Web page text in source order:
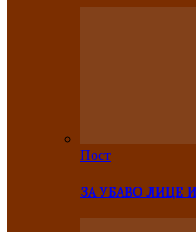
Пост
ЗА УБАВО ЛИЦЕ